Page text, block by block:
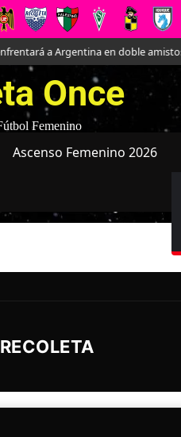
a Argentina en doble amistoso
Once
Femenino
Ascenso Femenino 2026